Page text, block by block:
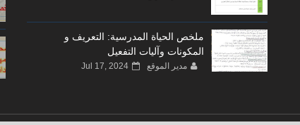
ملخص الحياة المدرسية: التعريف و
المكونات وآليات التفعيل
مدير الموقع Jul 17, 2024